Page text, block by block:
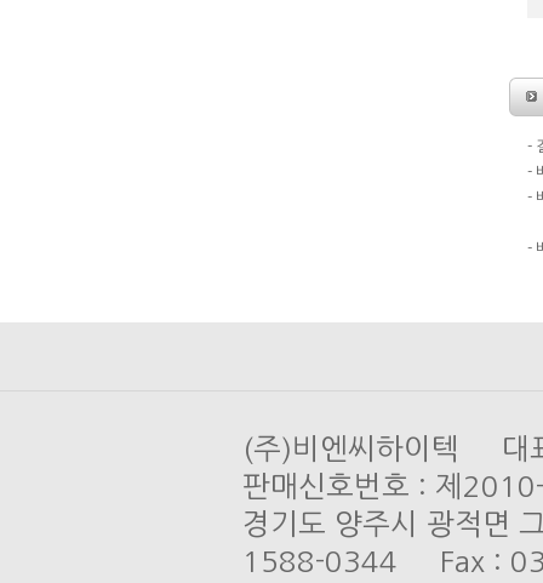
-
-
-
-
(주)비엔씨하이텍
판매신호번호 : 제
경기도 양주시 광적
1588-0344 Fax :